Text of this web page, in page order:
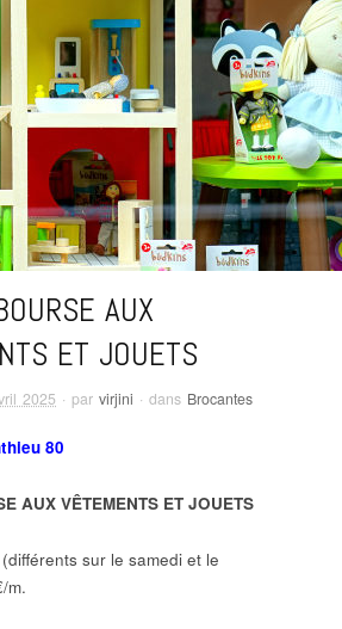
AUX
ET JOUETS
2025 · par virjini · dans Brocantes
80
AUX VÊTEMENTS ET JOUETS
sur le samedi et le
m.